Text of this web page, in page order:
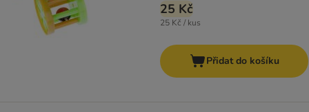
25 Kč
25 Kč / kus
Přidat do košíku